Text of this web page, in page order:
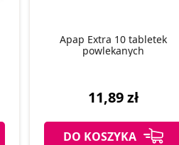
Apap Extra 10 tabletek
powlekanych
11,89 zł
DO KOSZYKA